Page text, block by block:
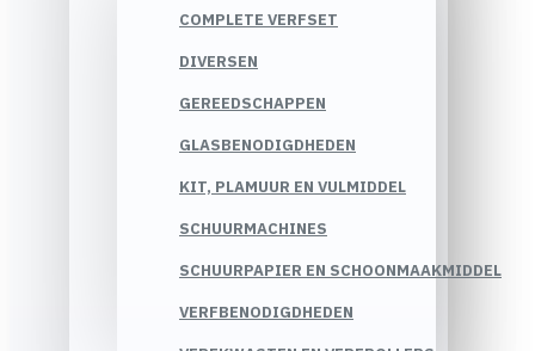
COMPLETE VERFSET
DIVERSEN
GEREEDSCHAPPEN
GLASBENODIGDHEDEN
KIT, PLAMUUR EN VULMIDDEL
SCHUURMACHINES
SCHUURPAPIER EN SCHOONMAAKMIDDEL
VERFBENODIGDHEDEN